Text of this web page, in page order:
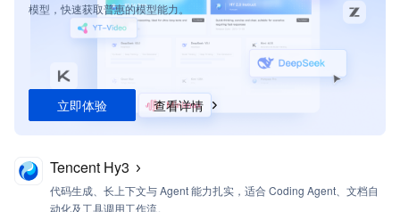
模型，快速获取普惠的模型能力。
立即体验 查看详情
Tencent Hy3
代码生成、长上下文与 Agent 能力扎实，适合 Coding Agent、文档自
动化及工具调用工作流。